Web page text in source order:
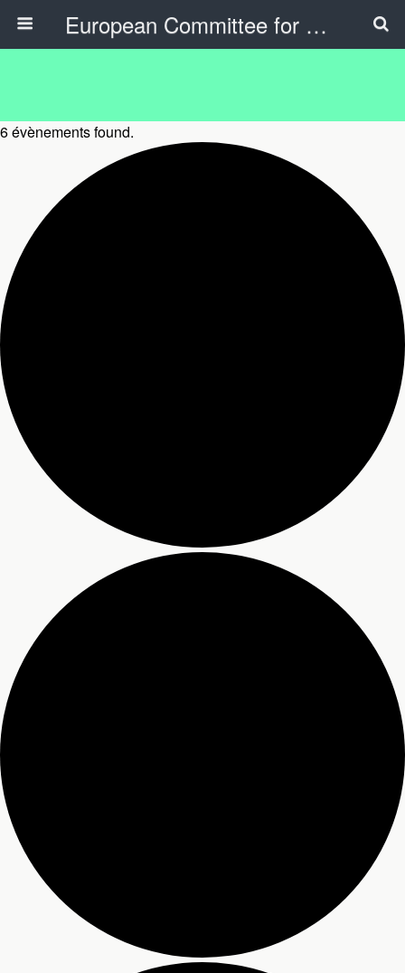
European Committee for Sports History
6 évènements found.